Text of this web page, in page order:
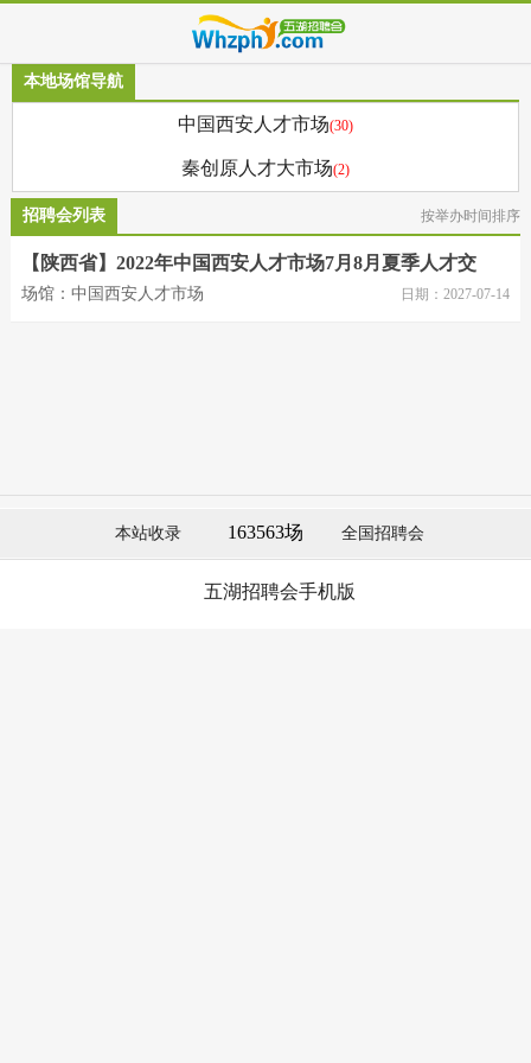
本地场馆导航
中国西安人才市场(30)
秦创原人才大市场(2)
招聘会列表 按举办时间排序
【陕西省】2022年中国西安人才市场7月8月夏季人才交
流招聘会
场馆：中国西安人才市场 日期：2027-07-14
本站收录 163563场 全国招聘会
五湖招聘会手机版